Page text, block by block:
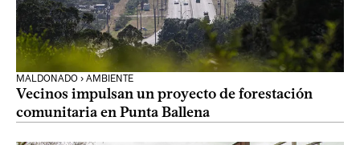
MALDONADO › AMBIENTE
Vecinos impulsan un proyecto de forestación
comunitaria en Punta Ballena